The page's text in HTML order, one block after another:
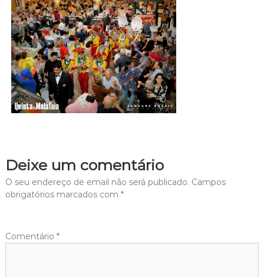
Deixe um comentário
O seu endereço de email não será publicado. Campos
obrigatórios marcados com *
Comentário *